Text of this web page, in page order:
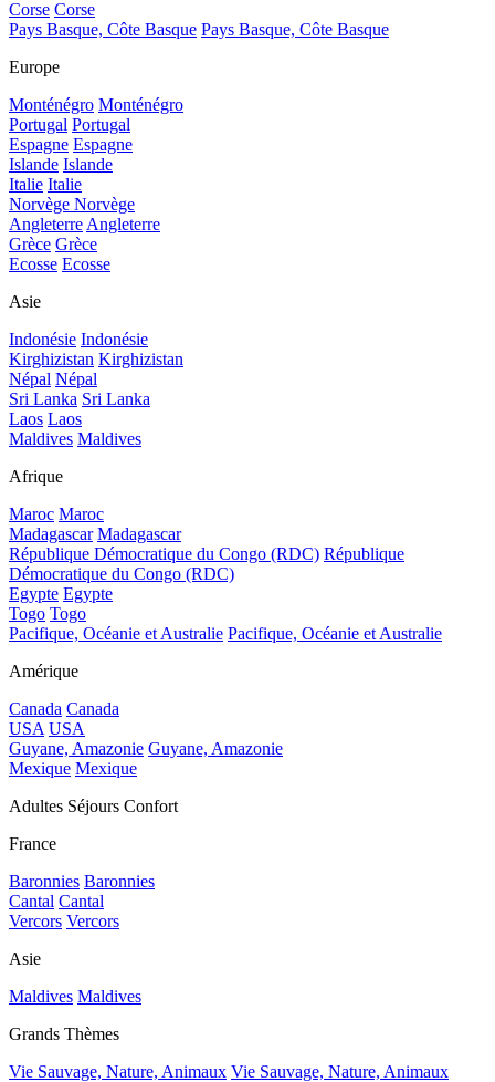
Corse Corse
Pays Basque, Côte Basque Pays Basque, Côte Basque
Europe
Monténégro Monténégro
Portugal Portugal
Espagne Espagne
Islande Islande
Italie Italie
Norvège Norvège
AngleterreAngleterre
Grèce Grèce
Ecosse Ecosse
Asie
Indonésie Indonésie
Kirghizistan Kirghizistan
Népal Népal
Sri Lanka Sri Lanka
Laos Laos
Maldives Maldives
Afrique
Maroc Maroc
Madagascar Madagascar
République Démocratique du Congo (RDC) République
Démocratique du Congo (RDC)
Egypte Egypte
Togo Togo
Pacifique, Océanie et Australie Pacifique, Océanie et Australie
Amérique
Canada Canada
USA USA
Guyane, Amazonie Guyane, Amazonie
Mexique Mexique
Adultes Séjours Confort
France
Baronnies Baronnies
Cantal Cantal
Vercors Vercors
Asie
Maldives Maldives
Grands Thèmes
Vie Sauvage, Nature, Animaux Vie Sauvage, Nature, Animaux